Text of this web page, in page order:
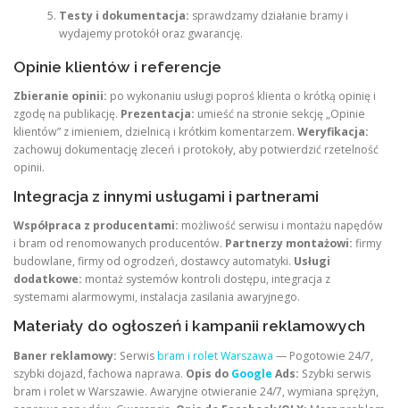
Testy i dokumentacja: sprawdzamy działanie bramy i
wydajemy protokół oraz gwarancję.
Opinie klientów i referencje
Zbieranie opinii: po wykonaniu usługi poproś klienta o krótką opinię i
zgodę na publikację. Prezentacja: umieść na stronie sekcję „Opinie
klientów” z imieniem, dzielnicą i krótkim komentarzem. Weryfikacja:
zachowuj dokumentację zleceń i protokoły, aby potwierdzić rzetelność
opinii.
Integracja z innymi usługami i partnerami
Współpraca z producentami: możliwość serwisu i montażu napędów
i bram od renomowanych producentów. Partnerzy montażowi: firmy
budowlane, firmy od ogrodzeń, dostawcy automatyki. Usługi
dodatkowe: montaż systemów kontroli dostępu, integracja z
systemami alarmowymi, instalacja zasilania awaryjnego.
Materiały do ogłoszeń i kampanii reklamowych
Baner reklamowy: Serwisbram i rolet Warszawa — Pogotowie 24/7,
szybki dojazd, fachowa naprawa. Opis do Google Ads: Szybki serwis
bram i rolet w Warszawie. Awaryjne otwieranie 24/7, wymiana sprężyn,